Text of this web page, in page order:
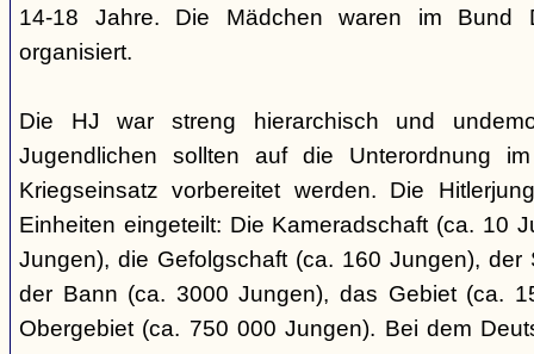
14-18 Jahre. Die Mädchen waren im Bund
organisiert.
Die HJ war streng hierarchisch und
Jugendlichen sollten auf die Unterordnung
Kriegseinsatz vorbereitet werden. Die
Einheiten eingeteilt: Die Kameradschaft (ca. 10
Jungen), die Gefolgschaft (ca. 160 Jungen), der
der Bann (ca. 3000 Jungen), das Gebiet (ca.
Obergebiet (ca. 750 000 Jungen). Bei dem